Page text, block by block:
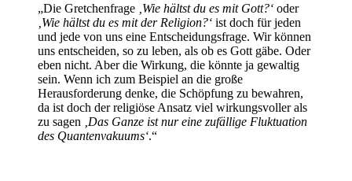
„Die Gretchenfrage ‚Wie hältst du es mit Gott?‘ oder
‚Wie hältst du es mit der Religion?‘ ist doch für jeden
und jede von uns eine Entscheidungsfrage. Wir können
uns entscheiden, so zu leben, als ob es Gott gäbe. Oder
eben nicht. Aber die Wirkung, die könnte ja gewaltig
sein. Wenn ich zum Beispiel an die große
Herausforderung denke, die Schöpfung zu bewahren,
da ist doch der religiöse Ansatz viel wirkungsvoller als
zu sagen
‚Das Ganze ist nur eine zufällige Fluktuation
des Quantenvakuums‘.“